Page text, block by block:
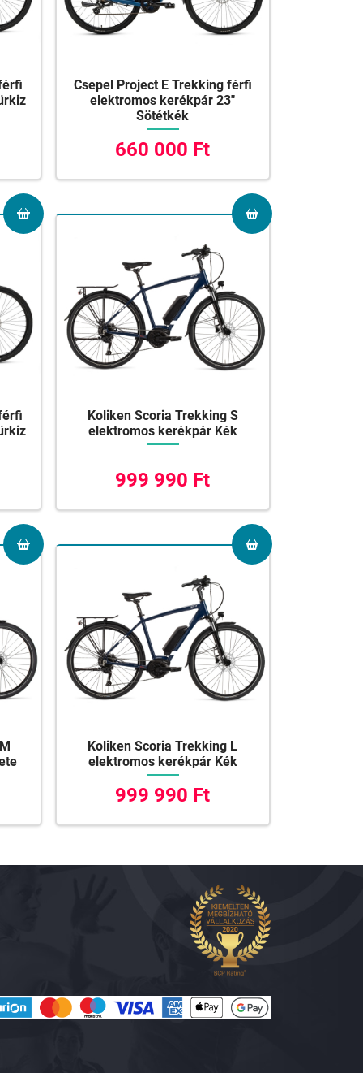
Csepel Project E Trekking férfi
elektromos kerékpár 23"
Sötétkék
660 000 Ft
Koliken Scoria Trekking S
elektromos kerékpár Kék
999 990 Ft
Koliken Scoria Trekking L
elektromos kerékpár Kék
999 990 Ft